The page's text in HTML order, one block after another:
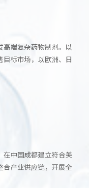
端复杂药物制剂。以
标市场，以欧洲、日
在中国成都建立符合美
合产业供应链，开展全